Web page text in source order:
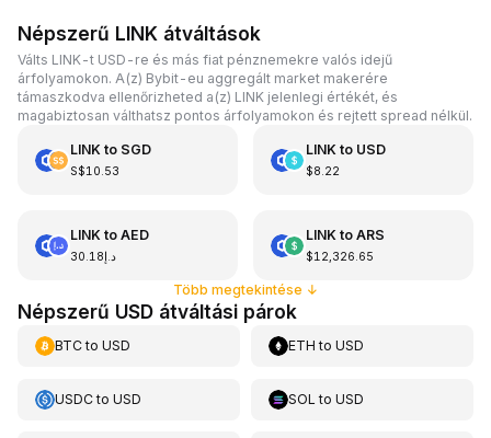
Népszerű LINK átváltások
Válts LINK-t USD-re és más fiat pénznemekre valós idejű
árfolyamokon. A(z) Bybit-eu aggregált market makerére
támaszkodva ellenőrizheted a(z) LINK jelenlegi értékét, és
magabiztosan válthatsz pontos árfolyamokon és rejtett spread nélkül.
LINKto SGD
S$10.53
LINKto USD
$8.22
LINKto AED
د.إ30.18
LINKto ARS
$12,326.65
Több megtekintése ↓
Népszerű USD átváltási párok
BTCto USD ETH toUSD
USDCto USD SOL toUSD